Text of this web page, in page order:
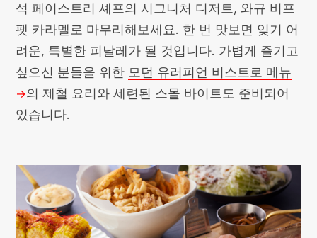
석 페이스트리 셰프의 시그니처 디저트, 와규 비프
팻 카라멜로 마무리해보세요. 한 번 맛보면 잊기 어
려운, 특별한 피날레가 될 것입니다. 가볍게 즐기고
싶으신 분들을 위한 모던 유러피언 비스트로 메뉴
의 제철 요리와 세련된 스몰 바이트도 준비되어
있습니다.